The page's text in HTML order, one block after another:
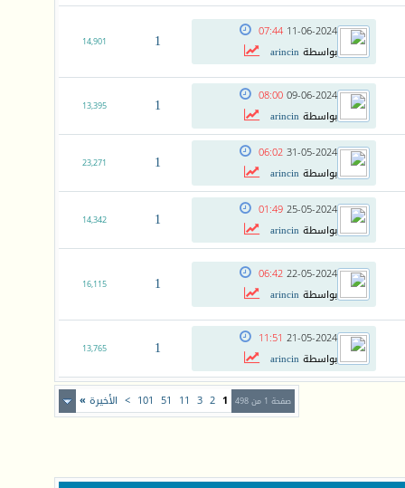
11-06-2024
07:44
بواسطةarincin
1
14,901
09-06-2024
08:00
بواسطةarincin
1
13,395
31-05-2024
06:02
بواسطةarincin
1
23,271
25-05-2024
01:49
بواسطةarincin
1
14,342
22-05-2024
06:42
بواسطةarincin
1
16,115
21-05-2024
11:51
بواسطةarincin
1
13,765
صفحة 1 من 498 1
2
3
11
51
101
> الأخيرة »